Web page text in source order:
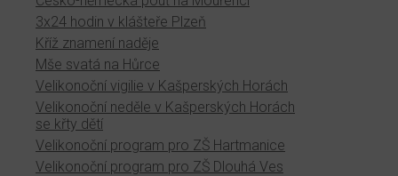
3x24 hodin v klášteře Plzeň
Kříž znamení naděje
Mše svatá na Hůrce
Velikonoční vigilie v Kašperských Horách
Velikonoční neděle v Kašperských Horách
se křty dětí
Velikonoční program pro ZŠ Hartmanice
Velikonoční program pro ZŠ Dlouhá Ves